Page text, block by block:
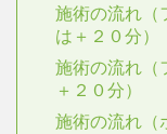
施術の流れ（
は＋２０分）
施術の流れ（
＋２０分）
施術の流れ（